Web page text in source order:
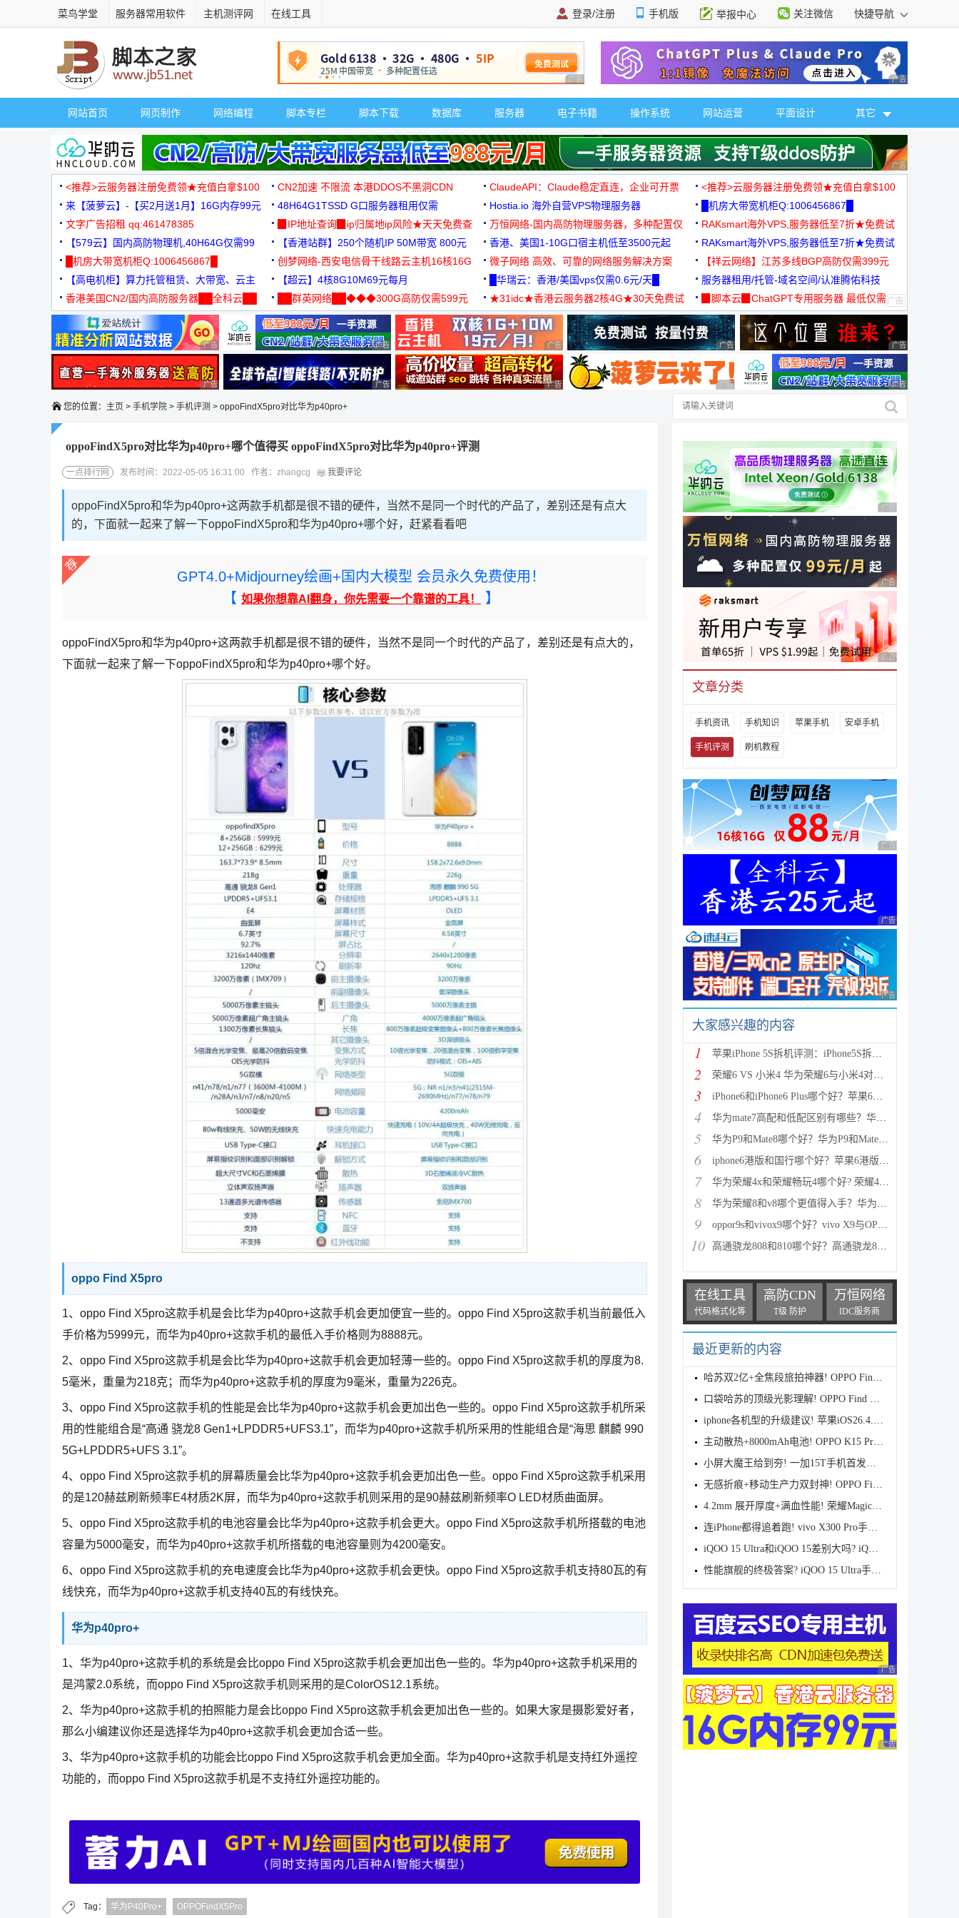
菜鸟学堂 服务器常用软件 主机测评网 在线工具 登录/注册 手机版 举报中心 关注微信 快捷导航
广告 商业广告，理性选择 广告 商业广告，理
网站首页 网页制作 网络编程 脚本专栏 脚本下载 数据库 服务器 电子书籍 操作系统 网站运营 平面设计 其它
广告 商业广告，理
<推荐>云服务器注册免费领★充值白拿$100 CN2加速 不限流 本港DDOS不黑洞CDN ClaudeAPI：Claude稳定直连，企业可开票
<推荐>云服务器注册免费领★充值白拿$100
来【菠萝云】-【买2月送1月】16G内存99元
48H64G1TSSD G口服务器租用仅需
3000+可免费测试
Hostia.io 海外自营VPS物理服务器
█机房大带宽机柜Q:1006456867█
文字广告招租 qq:461478385
▉IP地址查询▉ip归属地ip风险★天天免费查
万恒网络-国内高防物理服务器，多种配置仅
99元/月起
RAKsmart海外VPS,服务器低至7折★免费试
用★
【579云】国内高防物理机,40H64G仅需99
元
【香港站群】250个随机IP 50M带宽 800元 香港、美国1-10G口宿主机低至3500元起
RAKsmart海外VPS,服务器低至7折★免费试
用★
█机房大带宽机柜Q:1006456867█
创梦网络-西安电信骨干线路云主机16核16G
88元/月
微子网络 高效、可靠的网络服务解决方案
【祥云网络】江苏多线BGP高防仅需399元
【高电机柜】算力托管租赁、大带宽、云主
机
【超云】4核8G10M69元每月 █华瑞云：香港/美国vps仅需0.6元/天█
服务器租用/托管-域名空间/认准腾佑科技
香港美国CN2/国内高防服务器██全科云██
██群英网络██◆◆◆300G高防仅需599元
◆◆◆
★31idc★香港云服务器2核4G★30天免费试
用◆
▉脚本云▉ChatGPT专用服务器 最低仅需
19元/月
广告 商业广告，理性选择 广告 商业广告，理性选择 广告 商业广告，理性选择 广告 商业广告，理性选择 广告 商业广告，理
广告 商业广告，理性选择 广告 商业广告，理性选择 广告 商业广告，理性选择 广告 商业广告，理性选择 广告 商业广告，理
您的位置： 主页 > 手机学院 > 手机评测 > oppoFindX5pro对比华为p40pro+
oppoFindX5pro对比华为p40pro+哪个值得买 oppoFindX5pro对比华为p40pro+评测
一点排行网 发布时间：2022-05-05 16:31:00 作者：zhangcg 我要评论
oppoFindX5pro和华为p40pro+这两款手机都是很不错的硬件，当然不是同一个时代的产品了，差别还是有点大
的，下面就一起来了解一下oppoFindX5pro和华为p40pro+哪个好，赶紧看看吧
GPT4.0+Midjourney绘画+国内大模型 会员永久免费使用！
【 如果你想靠AI翻身，你先需要一个靠谱的工具！ 】
oppoFindX5pro和华为p40pro+这两款手机都是很不错的硬件，当然不是同一个时代的产品了，差别还是有点大的，
下面就一起来了解一下oppoFindX5pro和华为p40pro+哪个好。
oppo Find X5pro
1、oppo Find X5pro这款手机是会比华为p40pro+这款手机会更加便宜一些的。oppo Find X5pro这款手机当前最低入
手价格为5999元，而华为p40pro+这款手机的最低入手价格则为8888元。
2、oppo Find X5pro这款手机是会比华为p40pro+这款手机会更加轻薄一些的。oppo Find X5pro这款手机的厚度为8.
5毫米，重量为218克；而华为p40pro+这款手机的厚度为9毫米，重量为226克。
3、oppo Find X5pro这款手机的性能是会比华为p40pro+这款手机会更加出色一些的。oppo Find X5pro这款手机所采
用的性能组合是“高通 骁龙8 Gen1+LPDDR5+UFS3.1”，而华为p40pro+这款手机所采用的性能组合是“海思 麒麟 990
5G+LPDDR5+UFS 3.1”。
4、oppo Find X5pro这款手机的屏幕质量会比华为p40pro+这款手机会更加出色一些。oppo Find X5pro这款手机采用
的是120赫兹刷新频率E4材质2K屏，而华为p40pro+这款手机则采用的是90赫兹刷新频率O LED材质曲面屏。
5、oppo Find X5pro这款手机的电池容量会比华为p40pro+这款手机会更大。oppo Find X5pro这款手机所搭载的电池
容量为5000毫安，而华为p40pro+这款手机所搭载的电池容量则为4200毫安。
6、oppo Find X5pro这款手机的充电速度会比华为p40pro+这款手机会更快。oppo Find X5pro这款手机支持80瓦的有
线快充，而华为p40pro+这款手机支持40瓦的有线快充。
华为p40pro+
1、华为p40pro+这款手机的系统是会比oppo Find X5pro这款手机会更加出色一些的。华为p40pro+这款手机采用的
是鸿蒙2.0系统，而oppo Find X5pro这款手机则采用的是ColorOS12.1系统。
2、华为p40pro+这款手机的拍照能力是会比oppo Find X5pro这款手机会更加出色一些的。如果大家是摄影爱好者，
那么小编建议你还是选择华为p40pro+这款手机会更加合适一些。
3、华为p40pro+这款手机的功能会比oppo Find X5pro这款手机会更加全面。华为p40pro+这款手机是支持红外遥控
功能的，而oppo Find X5pro这款手机是不支持红外遥控功能的。
Tag： 华为P40Pro+ OPPOFindX5Pro
广告 商业广告，理性
广告 商业广告，理性
广告 商业广告，理性
文章分类
手机资讯 手机知识 苹果手机 安卓手机
手机评测 刷机教程
广告 商业广告，理性
广告 商业广告，理性
广告 商业广告，理性
大家感兴趣的内容
1 苹果iPhone 5S拆机评测：iPhone5S拆机图解详细教程(真
2 荣耀6 VS 小米4 华为荣耀6与小米4对比评测（详细全面
3 iPhone6和iPhone6 Plus哪个好？苹果6和iPhone6 Plus区
4 华为mate7高配和低配区别有哪些？华为mate7低配(标准
5 华为P9和Mate8哪个好？华为P9和Mate8详细对比评测
6 iphone6港版和国行哪个好？苹果6港版和国行区别对比评
7 华为荣耀4x和荣耀畅玩4哪个好? 荣耀4x和荣耀畅玩4区别
8 华为荣耀8和v8哪个更值得入手？华为荣耀v8和荣耀8全面
9 oppor9s和vivox9哪个好？vivo X9与OPPO R9s区别对比深
10 高通骁龙808和810哪个好？高通骁龙808和810区别对比评
在线工具
代码格式化等
高防CDN
T级 防护
万恒网络
IDC服务商
最近更新的内容
哈苏双2亿+全焦段旅拍神器! OPPO Find X9s Pro首发全
口袋哈苏的顶级光影理解! OPPO Find X9 Ultra首发评测
iphone各机型的升级建议! 苹果iOS26.4.1正式版续航测
主动散热+8000mAh电池! OPPO K15 Pro首发评测
小屏大魔王给到夯! 一加15T手机首发测评
无感折痕+移动生产力双封神! OPPO Find N6首发测评
4.2mm 展开厚度+满血性能! 荣耀Magic V6首发测评
连iPhone都得追着跑! vivo X300 Pro手机首发评测
iQOO 15 Ultra和iQOO 15差别大吗? iQOO 15/Ultra区别
性能旗舰的终极答案? iQOO 15 Ultra手机全面评测
广告 商业广告，理性
广告 商业广告，理性